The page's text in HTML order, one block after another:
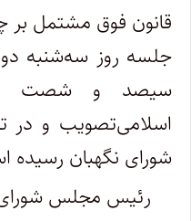
‌قانون فوق مشتمل بر
جلسه روز سه‌شنبه
سیصد و شصت و
شورای نگهبان رسیده
‌رئیس مجلس